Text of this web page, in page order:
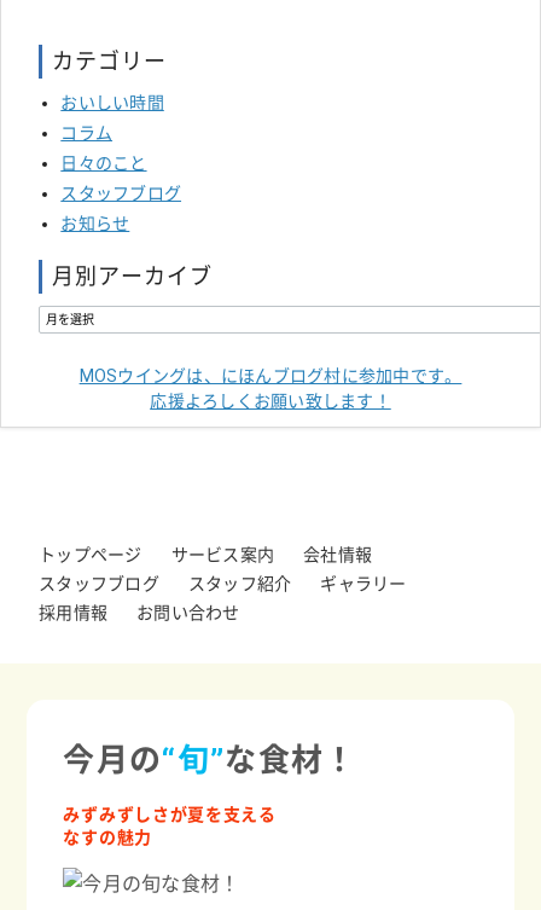
カテゴリー
おいしい時間
コラム
日々のこと
スタッフブログ
お知らせ
月別アーカイブ
MOSウイングは、にほんブログ村に参加中です。
応援よろしくお願い致します！
トップページ サービス案内
会社情報
スタッフブログ
スタッフ紹介
ギャラリー
採用情報
お問い合わせ
今月の“旬”な食材！
みずみずしさが夏を支える
なすの魅力